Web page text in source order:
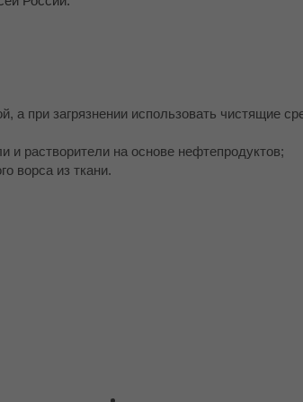
а при загрязнении использовать чистящие
и растворители на основе нефтепродуктов;
ворса из ткани.